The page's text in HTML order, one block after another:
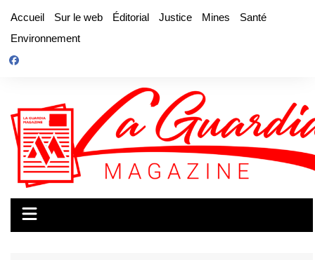
contenu
Accueil Sur le web Éditorial Justice Mines
Santé
Environnement